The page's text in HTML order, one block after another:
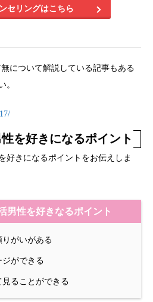
セリングはこちら
について解説している記事もある
。
を好きになるポイント
好きになるポイントをお伝えしま
男性を好きなるポイント
がいがある
ができる
ることができる